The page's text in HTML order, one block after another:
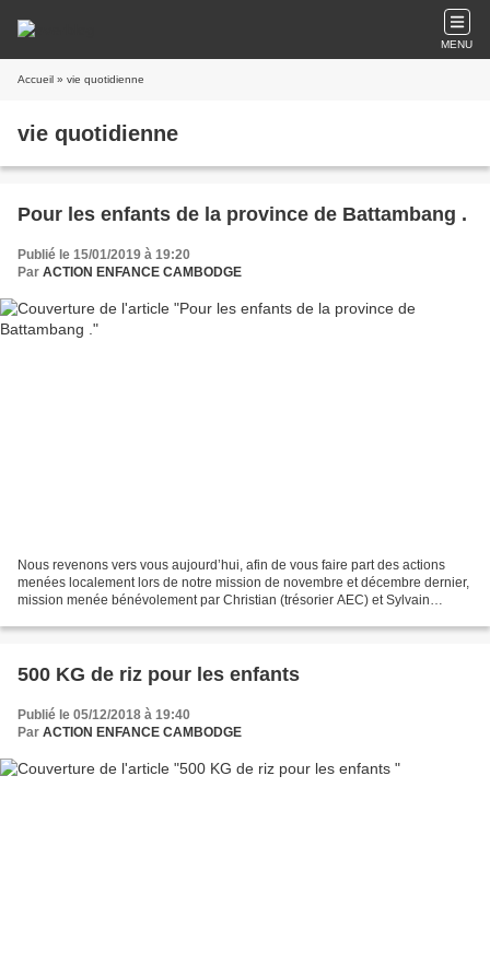
MENU
Accueil » vie quotidienne
vie quotidienne
Pour les enfants de la province de Battambang .
Publié le 15/01/2019 à 19:20
Par ACTION ENFANCE CAMBODGE
Nous revenons vers vous aujourd’hui, afin de vous faire part des actions
menées localement lors de notre mission de novembre et décembre dernier,
mission menée bénévolement par Christian (trésorier AEC) et Sylvain
500 KG de riz pour les enfants
Publié le 05/12/2018 à 19:40
Par ACTION ENFANCE CAMBODGE